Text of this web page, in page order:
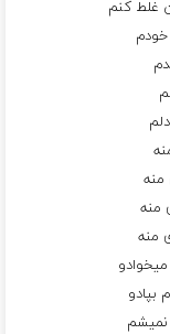
غلط کنم
خودم
منه
منه
منه
بپادو
نمیشم